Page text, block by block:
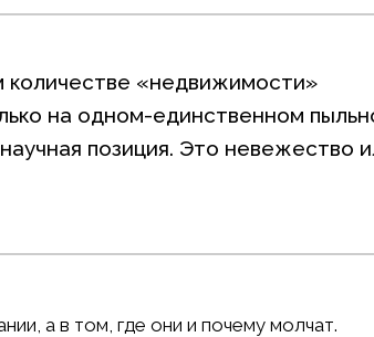
количестве «недвижимости»
на одном-единственном
позиция. Это невежество
а в том, где они и почему молчат.